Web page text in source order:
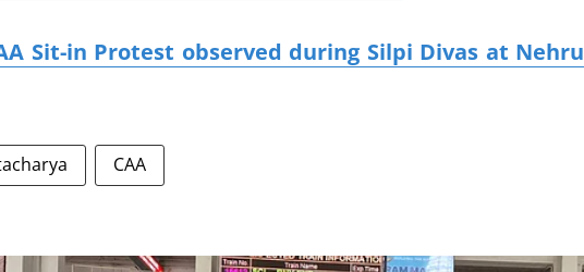
Sit-in Protest observed during Silpi Divas at Nehru
CAA